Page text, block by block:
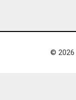
© 2026